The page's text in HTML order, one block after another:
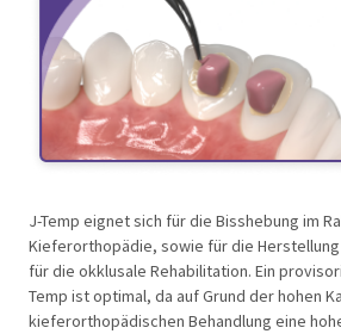
J-Temp eignet sich für die Bisshebung im
Kieferorthopädie, sowie für die
für die okklusale Rehabilitation. Ein
Temp ist optimal, da auf Grund der hohen
kieferorthopädischen Behandlung eine